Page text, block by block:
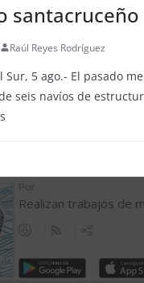
santacruceño
Raúl Reyes Rodríguez
Sur, 5 ago.- El pasado
seis navíos de